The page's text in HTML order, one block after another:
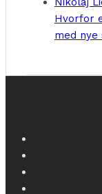
Hvorfor
med